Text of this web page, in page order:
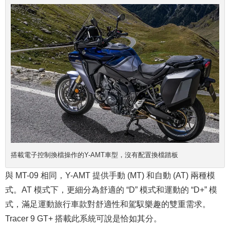
搭載電子控制換檔操作的Y-AMT車型，沒有配置換檔踏板
與 MT-09 相同，Y-AMT 提供手動 (MT) 和自動 (AT) 兩種模
式。AT 模式下，更細分為舒適的 “D” 模式和運動的 “D+” 模
式，滿足運動旅行車款對舒適性和駕馭樂趣的雙重需求。
Tracer 9 GT+ 搭載此系統可說是恰如其分。